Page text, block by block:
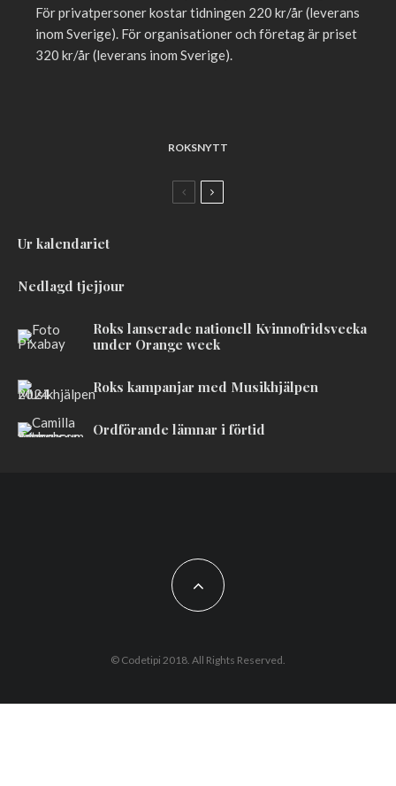
För privatpersoner kostar tidningen 220 kr/år (leverans
inom Sverige). För organisationer och företag är priset
320 kr/år (leverans inom Sverige).
ROKSNYTT
Ur kalendariet
Nedlagd tjejjour
Roks lanserade nationell Kvinnofridsvecka
under Orange week
Roks kampanjar med Musikhjälpen
Ordförande lämnar i förtid
© Codetipi 2018. All Rights Reserved.